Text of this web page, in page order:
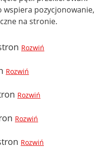
wspiera pozycjonowanie,
na stronie.
Rozwiń
Rozwiń
Rozwiń
Rozwiń
Rozwiń